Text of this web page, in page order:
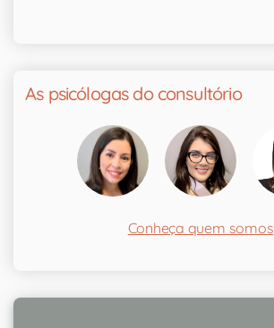
As psicólogas do consultório
Conheça quem somos